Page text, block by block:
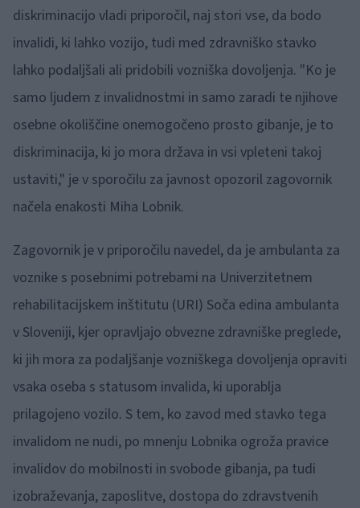
diskriminacijo vladi priporočil, naj stori vse, da bodo
invalidi, ki lahko vozijo, tudi med zdravniško stavko
lahko podaljšali ali pridobili vozniška dovoljenja. "Ko je
samo ljudem z invalidnostmi in samo zaradi te njihove
osebne okoliščine onemogočeno prosto gibanje, je to
diskriminacija, ki jo mora država in vsi vpleteni takoj
ustaviti," je v sporočilu za javnost opozoril zagovornik
načela enakosti Miha Lobnik.
Zagovornik je v priporočilu navedel, da je ambulanta za
voznike s posebnimi potrebami na Univerzitetnem
rehabilitacijskem inštitutu (URI) Soča edina ambulanta
v Sloveniji, kjer opravljajo obvezne zdravniške preglede,
ki jih mora za podaljšanje vozniškega dovoljenja opraviti
vsaka oseba s statusom invalida, ki uporablja
prilagojeno vozilo. S tem, ko zavod med stavko tega
invalidom ne nudi, po mnenju Lobnika ogroža pravice
invalidov do mobilnosti in svobode gibanja, pa tudi
izobraževanja, zaposlitve, dostopa do zdravstvenih